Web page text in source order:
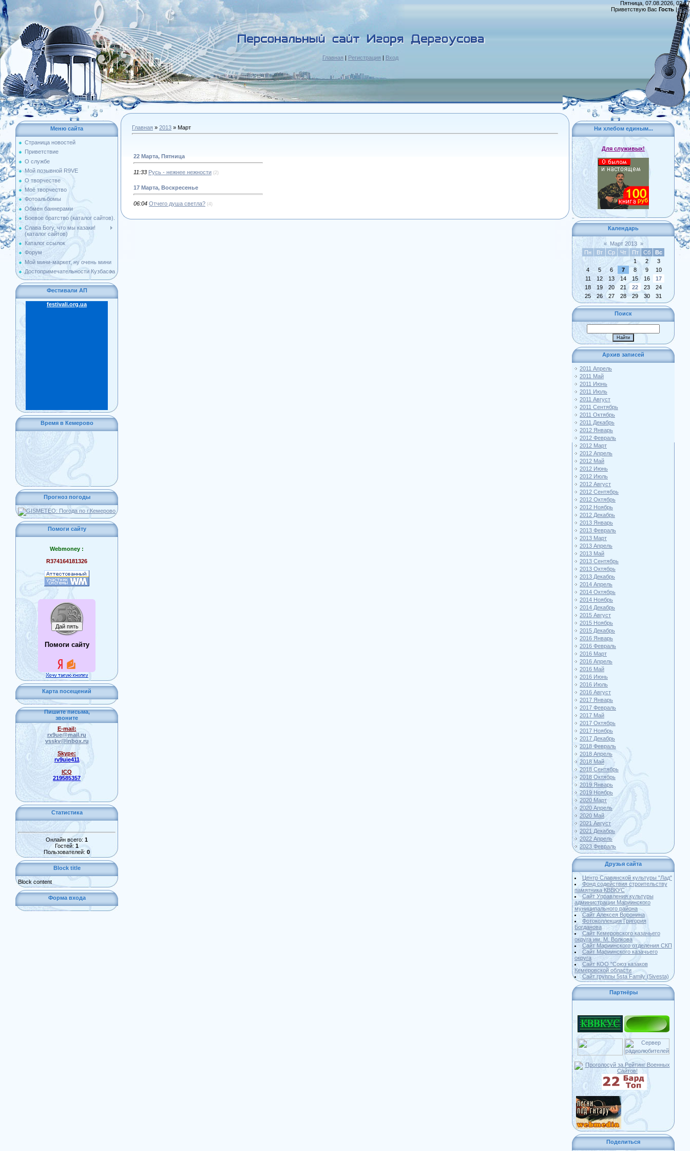
Главная | Регистрация | Вход
Пятница, 07.08.2026, 02:17
Приветствую Вас Гость |RSS
Меню сайта
Страница новостей
Приветствие
О службе
Мой позывной R9VE
О творчестве
Моё творчество
Фотоальбомы
Обмен баннерами
Боевое братство (каталог сайтов).
Слава Богу, что мы казаки!
(каталог сайтов)
Каталог ссылок
Форум
Мой мини-маркет, ну очень мини
Достопримечательности Кузбасса
Фестивали АП
festivali.org.ua
Время в Кемерово
Прогноз погоды
Помоги сайту
Webmoney :
R374164181326
Помоги сайту
Карта посещений
Пишите письма,
звоните
E-mail:
rx9ue@mail.ru
vsskv@inbox.ru
Skype:
rv9uie411
ICQ
219585357
Статистика
Онлайн всего: 1
Гостей: 1
Пользователей: 0
Block title
Block content
Форма входа
Главная » 2013 » Март
22 Марта, Пятница
11:33 Русь - нежнее нежности (2)
17 Марта, Воскресенье
06:04 Отчего душа светла? (4)
Ни хлебом единым...
Для служивых!
Календарь
« Март 2013 »
Пн
Вт Ср Чт Пт Сб
Вс
1
2
3
4
5 6 7 8 9
10
11
12 13 14 15 16
17
18
19 20 21 22 23
24
25
26 27 28 29 30 31
Поиск
Архив записей
2011 Апрель
2011 Май
2011 Июнь
2011 Июль
2011 Август
2011 Сентябрь
2011 Октябрь
2011 Декабрь
2012 Январь
2012 Февраль
2012 Март
2012 Апрель
2012 Май
2012 Июнь
2012 Июль
2012 Август
2012 Сентябрь
2012 Октябрь
2012 Ноябрь
2012 Декабрь
2013 Январь
2013 Февраль
2013 Март
2013 Апрель
2013 Май
2013 Сентябрь
2013 Октябрь
2013 Декабрь
2014 Апрель
2014 Октябрь
2014 Ноябрь
2014 Декабрь
2015 Август
2015 Ноябрь
2015 Декабрь
2016 Январь
2016 Февраль
2016 Март
2016 Апрель
2016 Май
2016 Июнь
2016 Июль
2016 Август
2017 Январь
2017 Февраль
2017 Май
2017 Октябрь
2017 Ноябрь
2017 Декабрь
2018 Февраль
2018 Апрель
2018 Май
2018 Сентябрь
2018 Октябрь
2019 Январь
2019 Ноябрь
2020 Март
2020 Апрель
2020 Май
2021 Август
2021 Декабрь
2022 Апрель
2023 Февраль
Друзья сайта
Центр Славянской культуры "Лад"
Фонд содействия строительству
памятника КВВКУС
Сайт Управления культуры
администрации Мариинского
муниципального района
Сайт Алексея Воронина
Фотоколлекция Григория
Богданова
Сайт Кемеровского казачьего
округа им. М. Волкова
Сайт Мариинского отделения СКП
Сайт Мариинского казачьего
округа
Сайт КОО "Союз казаков
Кемеровской области
Сайт группы 5sta Family (5ivesta)
Партнёры
Поделиться